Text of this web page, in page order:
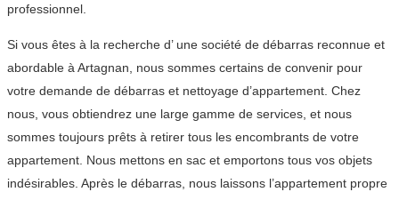
professionnel.
Si vous êtes à la recherche d’ une société de débarras reconnue et
abordable à Artagnan, nous sommes certains de convenir pour
votre demande de débarras et nettoyage d’appartement. Chez
nous, vous obtiendrez une large gamme de services, et nous
sommes toujours prêts à retirer tous les encombrants de votre
appartement. Nous mettons en sac et emportons tous vos objets
indésirables. Après le débarras, nous laissons l’appartement propre